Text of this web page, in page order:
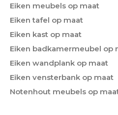
Eiken meubels op maat
Eiken tafel op maat
Eiken kast op maat
Eiken badkamermeubel op
Eiken wandplank op maat
Eiken vensterbank op maat
Notenhout meubels op